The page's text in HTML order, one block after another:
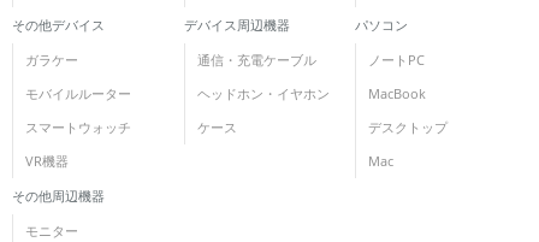
その他デバイス
ガラケー
モバイルルーター
スマートウォッチ
VR機器
デバイス周辺機器
通信・充電ケーブル
ヘッドホン・イヤホン
ケース
パソコン
ノートPC
MacBook
デスクトップ
Mac
その他周辺機器
モニター